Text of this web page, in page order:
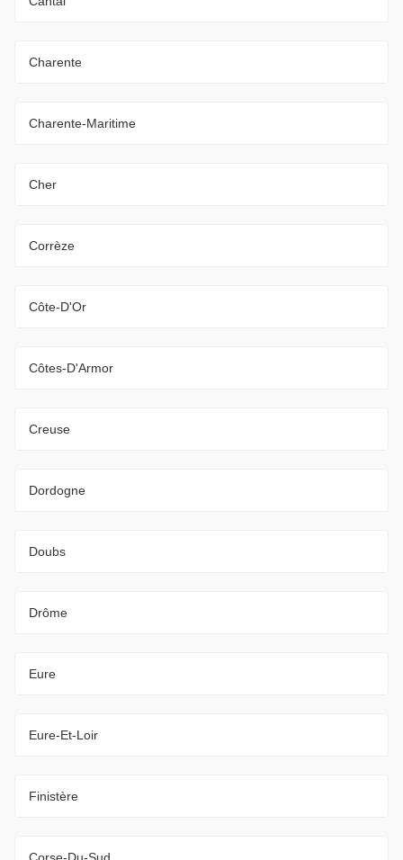
Charente
Charente-Maritime
Cher
Corrèze
Côte-D'Or
Côtes-D'Armor
Creuse
Dordogne
Doubs
Drôme
Eure
Eure-Et-Loir
Finistère